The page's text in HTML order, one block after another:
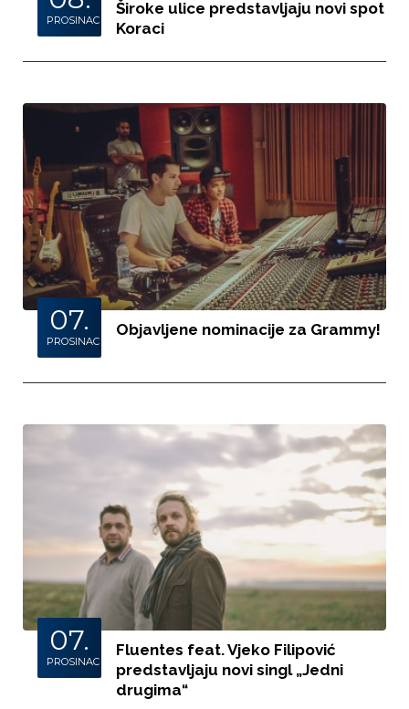
PROSINAC
Široke ulice predstavljaju novi spot
Koraci
07.
PROSINAC
Objavljene nominacije za Grammy!
07.
PROSINAC
Fluentes feat. Vjeko Filipović
predstavljaju novi singl „Jedni
drugima“